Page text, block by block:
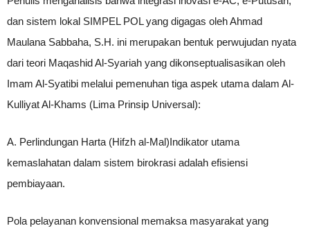
dan sistem lokal SIMPEL POL yang digagas oleh Ahmad
Maulana Sabbaha, S.H. ini merupakan bentuk perwujudan nyata
dari teori Maqashid Al-Syariah yang dikonseptualisasikan oleh
Imam Al-Syatibi melalui pemenuhan tiga aspek utama dalam Al-
Kulliyat Al-Khams (Lima Prinsip Universal):
A. Perlindungan Harta (Hifzh al-Mal)Indikator utama
kemaslahatan dalam sistem birokrasi adalah efisiensi
pembiayaan.
Pola pelayanan konvensional memaksa masyarakat yang